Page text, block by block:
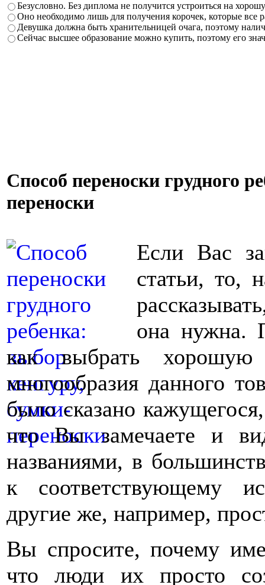
Безусловно. Без диплома не получится устроиться на
Оно необходимо лишь для получения корочек, которые все
Девушка должна быть хранительницей очага, поэтому
Сейчас высшее образование можно купить, поэтому его
Способ переноски грудного
переноски
Если Вас
статьи, то,
она нужна.
как выбрать хорошую
многообразия данного
было сказано
что Вы замечаете и
названиями, в
к соответствующему
другие же, например,
Вы спросите, почему
что люди их просто